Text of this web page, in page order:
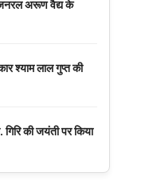
जनरल अरूण वैद्य के
श्याम लाल गुप्त की
गिरि की जयंती पर किया